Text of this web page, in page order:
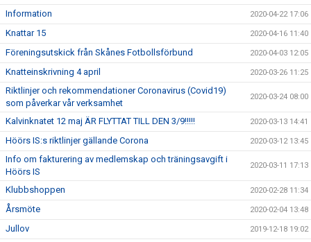
Information 2020-04-22 17:06
Knattar 15 2020-04-16 11:40
Föreningsutskick från Skånes Fotbollsförbund 2020-04-03 12:05
Knatteinskrivning 4 april 2020-03-26 11:25
Riktlinjer och rekommendationer Coronavirus (Covid19)
som påverkar vår verksamhet
2020-03-24 08:00
Kalvinknatet 12 maj ÄR FLYTTAT TILL DEN 3/9!!!!! 2020-03-13 14:41
Höörs IS:s riktlinjer gällande Corona 2020-03-12 13:45
Info om fakturering av medlemskap och träningsavgift i
Höörs IS
2020-03-11 17:13
Klubbshoppen 2020-02-28 11:34
Årsmöte 2020-02-04 13:48
Jullov 2019-12-18 19:02